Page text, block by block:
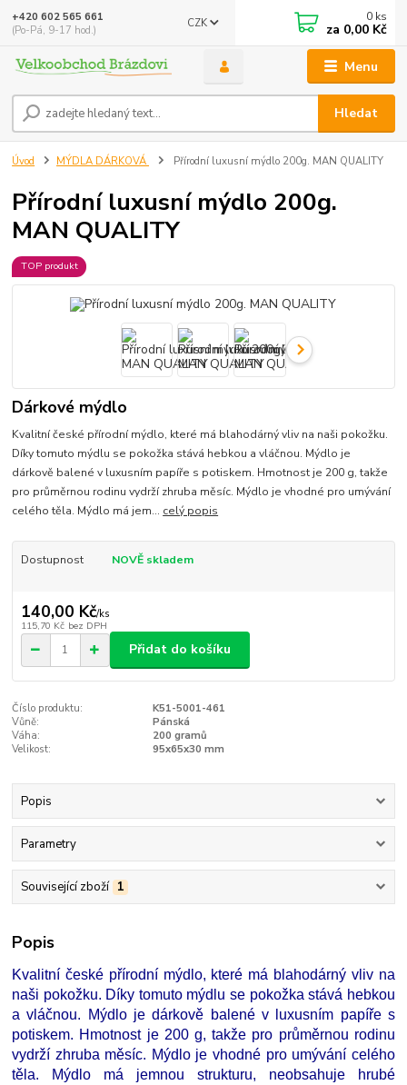
Menu
CZK
Hledat
+420 602 565 661
(Po-Pá, 9-17 hod.)
0 ks
za 0,00 Kč
Úvod MÝDLA DÁRKOVÁ Přírodní luxusní mýdlo 200g. MAN QUALITY
Přírodní luxusní mýdlo 200g.
MAN QUALITY
TOP produkt
Dárkové mýdlo
Kvalitní české přírodní mýdlo, které má blahodárný vliv na naši pokožku.
Díky tomuto mýdlu se pokožka stává hebkou a vláčnou. Mýdlo je
dárkově balené v luxusním papíře s potiskem. Hmotnost je 200 g, takže
pro průměrnou rodinu vydrží zhruba měsíc. Mýdlo je vhodné pro umývání
celého těla. Mýdlo má jem... celý popis
Dostupnost NOVĚ skladem
140,00 Kč/ks
115,70 Kč bez DPH
Přidat do košíku
Číslo produktu:
K51-5001-461
Vůně:
Pánská
Váha:
200 gramů
Velikost:
95x65x30 mm
Popis
Parametry
Související zboží 1
Popis
Kvalitní české přírodní mýdlo, které má blahodárný vliv na
naši pokožku. Díky tomuto mýdlu se pokožka stává hebkou
a vláčnou. Mýdlo je dárkově balené v luxusním papíře s
potiskem. Hmotnost je 200 g, takže pro průměrnou rodinu
vydrží zhruba měsíc. Mýdlo je vhodné pro umývání celého
těla. Mýdlo má jemnou strukturu, neobsahuje hrubé